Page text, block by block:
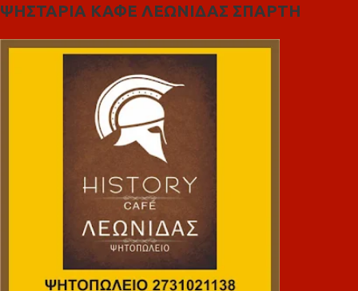
ΨΗΣΤΑΡΙΑ ΚΑΦΕ ΛΕΩΝΙΔΑΣ ΣΠΑΡΤΗ